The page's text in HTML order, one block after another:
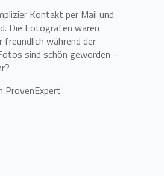
Kontakt per Mail und
Die Fotografen waren
freundlich während der
sind schön geworden –
ProvenExpert